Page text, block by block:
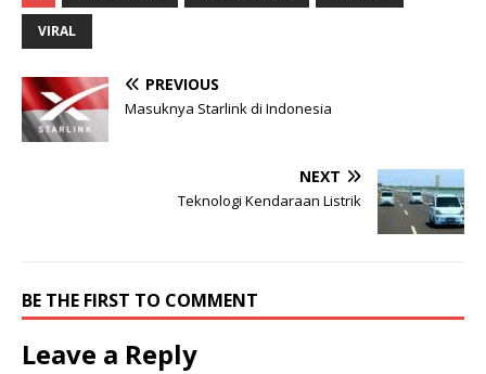
VIRAL
PREVIOUS
Masuknya Starlink di Indonesia
NEXT
Teknologi Kendaraan Listrik
BE THE FIRST TO COMMENT
Leave a Reply